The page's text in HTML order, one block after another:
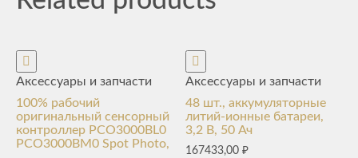
Аксессуары и запчасти
100% рабочий
оригинальный сенсорный
контроллер PCO3000BL0
PCO3000BM0 Spot Photo,
Аксессуары и запчасти
48 шт., аккумуляторные
литий-ионные батареи,
3,2 В, 50 Ач
167433,00₽